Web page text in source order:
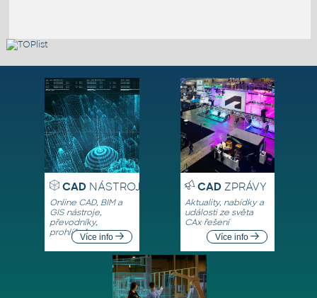
CADNÁSTROJE
Online CAD, BIM a
GIS nástroje,
převodníky,
prohlížečeVíce info
CADZPRÁVY
Aktuality, nabídky a
události ze světa
CAx řešení
Více info